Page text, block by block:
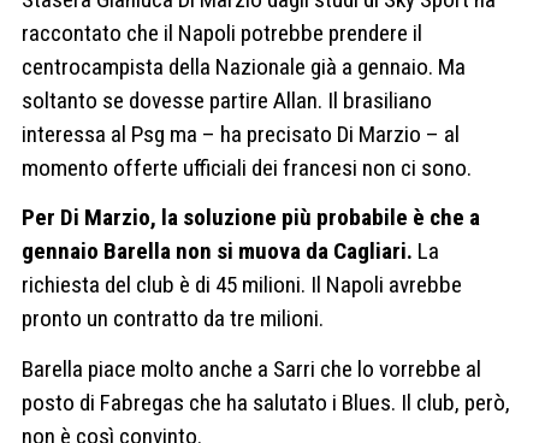
raccontato che il Napoli potrebbe prendere il
centrocampista della Nazionale già a gennaio. Ma
soltanto se dovesse partire Allan. Il brasiliano
interessa al Psg ma – ha precisato Di Marzio – al
momento offerte ufficiali dei francesi non ci sono.
Per Di Marzio, la soluzione più probabile è che a
gennaio Barella non si muova da Cagliari. La
richiesta del club è di 45 milioni. Il Napoli avrebbe
pronto un contratto da tre milioni.
Barella piace molto anche a Sarri che lo vorrebbe al
posto di Fabregas che ha salutato i Blues. Il club, però,
non è così convinto.